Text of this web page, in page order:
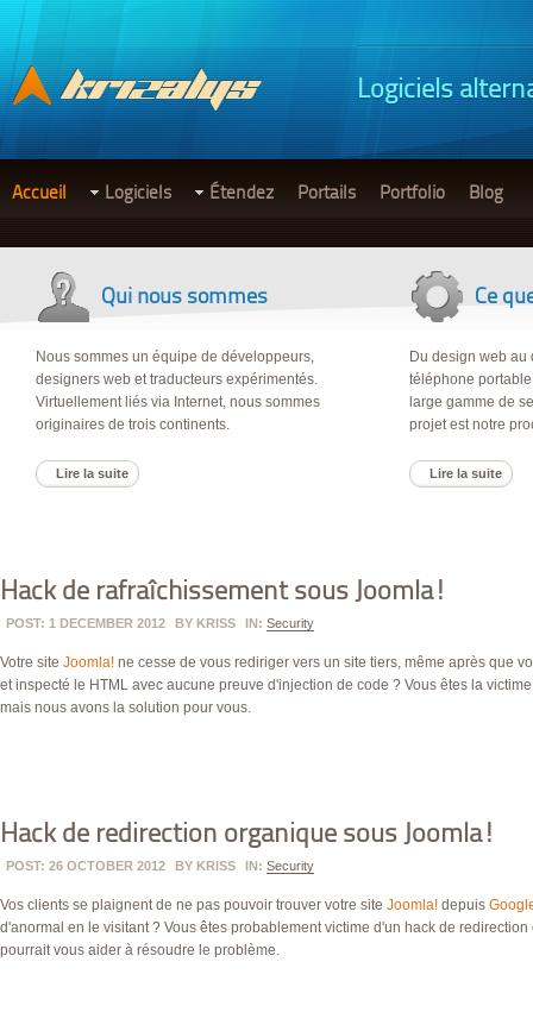
Logiciels
Accueil Logiciels Étendez Portails Portfolio Blog
Qui nous sommes
Nous sommes un équipe de développeurs,
designers web et traducteurs expérimentés.
Virtuellement liés via Internet, nous sommes
originaires de trois continents.
Lire la suite
Ce
Du design web
téléphone
large gamme de
projet est notre
Lire la suite
Hack de rafraîchissement sous Joomla!
POST: 1 DECEMBER 2012 BY KRISS IN: Security
Votre site Joomla! ne cesse de vous rediriger vers un site tiers, même après que
et inspecté le HTML avec aucune preuve d'injection de code ? Vous êtes la
mais nous avons la solution pour vous.
Hack de redirection organique sous Joomla!
POST: 26 OCTOBER 2012 BY KRISS IN: Security
Vos clients se plaignent de ne pas pouvoir trouver votre site Joomla! depuis
d'anormal en le visitant ? Vous êtes probablement victime d'un hack de
pourrait vous aider à résoudre le problème.